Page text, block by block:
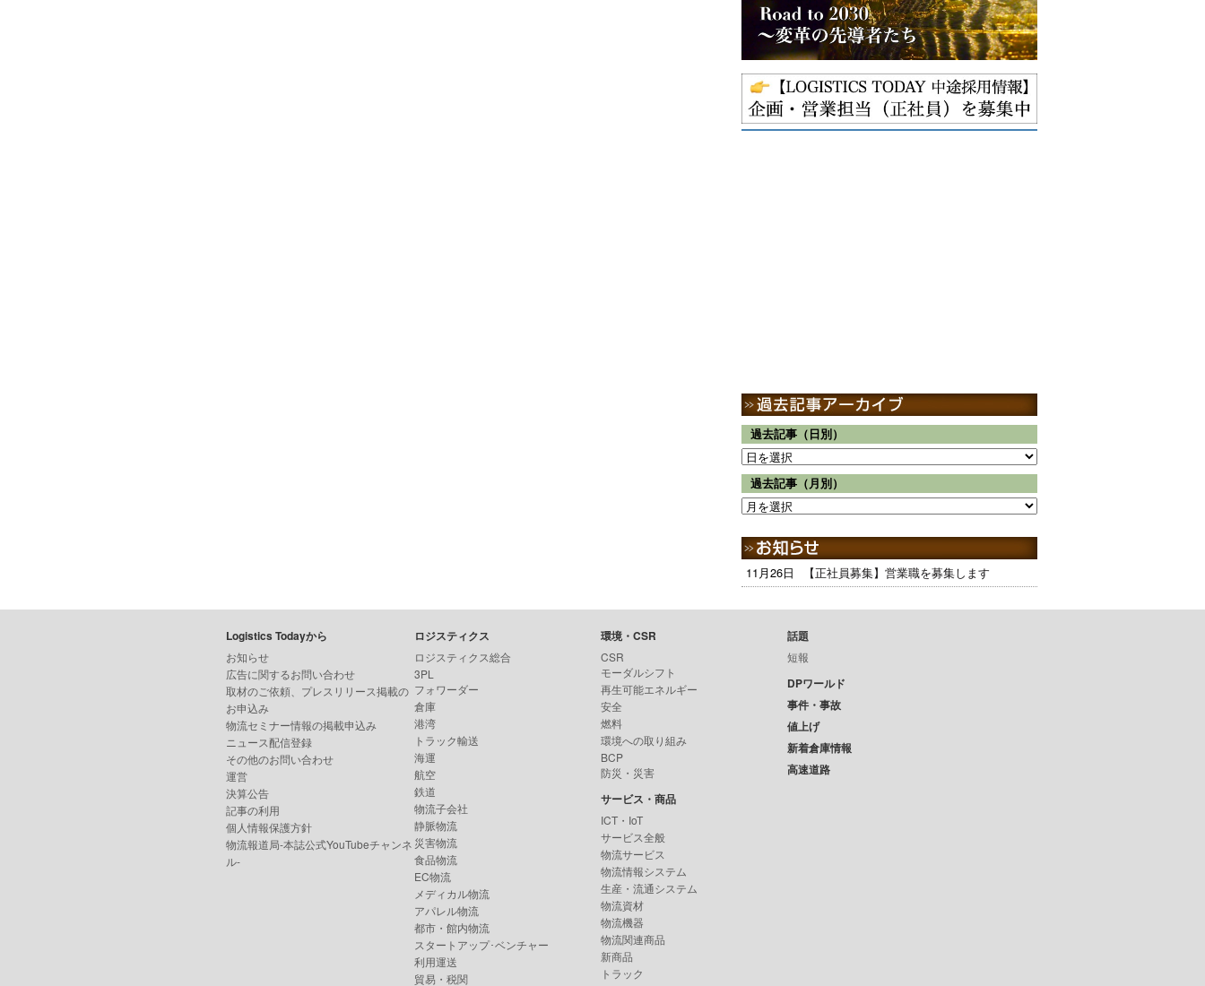
過去記事（日別）
過去記事（月別）
11月26日 【正社員募集】営業職を募集します
Logistics Todayから
お知らせ
広告に関するお問い合わせ
取材のご依頼、プレスリリース掲載の
お申込み
物流セミナー情報の掲載申込み
ニュース配信登録
その他のお問い合わせ
運営
決算公告
記事の利用
個人情報保護方針
物流報道局-本誌公式YouTubeチャンネ
ル-
ロジスティクス
ロジスティクス総合
3PL
フォワーダー
倉庫
港湾
トラック輸送
海運
航空
鉄道
物流子会社
静脈物流
災害物流
食品物流
EC物流
メディカル物流
アパレル物流
都市・館内物流
スタートアップ･ベンチャー
利用運送
貿易・税関
環境・CSR
CSR
モーダルシフト
再生可能エネルギー
安全
燃料
環境への取り組み
BCP
防災・災害
サービス・商品
ICT・IoT
サービス全般
物流サービス
物流情報システム
生産・流通システム
物流資材
物流機器
物流関連商品
新商品
トラック
話題
短報
DPワールド
事件・事故
値上げ
新着倉庫情報
高速道路